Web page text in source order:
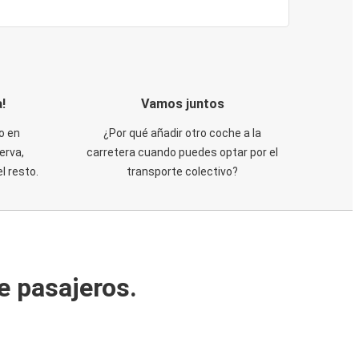
en
resto.
Vamos juntos
¿Por qué añadir otro coche a la
carretera cuando puedes optar por el
transporte colectivo?
pasajeros.